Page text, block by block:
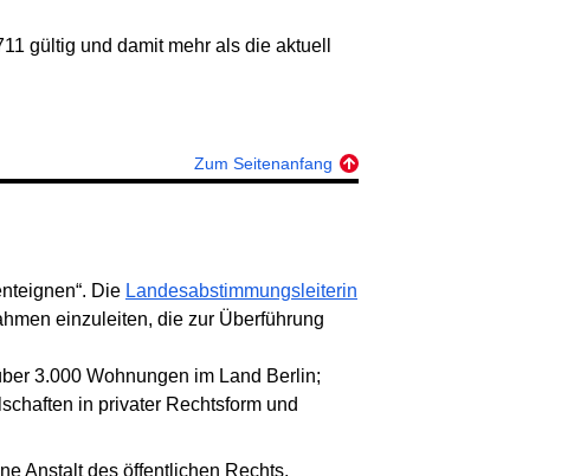
gültig und damit mehr als die aktuell
Zum Seitenanfang
Die Landesabstimmungsleiterin
einzuleiten, die zur Überführung
3.000 Wohnungen im Land Berlin;
in privater Rechtsform und
Anstalt des öffentlichen Rechts,